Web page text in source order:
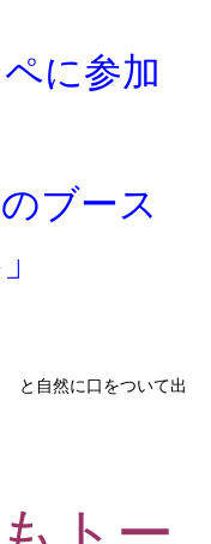
に参加
ブース
と自然に口をついて出